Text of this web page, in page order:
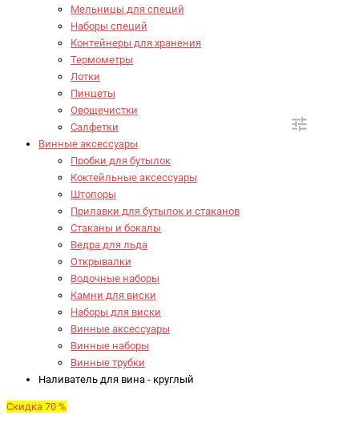
Мельницы для специй
Наборы специй
Контейнеры для хранения
Термометры
Лотки
Пинцеты
Овощечистки
Салфетки
Винные аксессуары
Пробки для бутылок
Коктейльные аксессуары
Штопоры
Прилавки для бутылок и стаканов
Стаканы и бокалы
Ведра для льда
Открывалки
Водочные наборы
Камни для виски
Наборы для виски
Винные аксессуары
Винные наборы
Винные трубки
Наливатель для вина - круглый
Скидка 70 %